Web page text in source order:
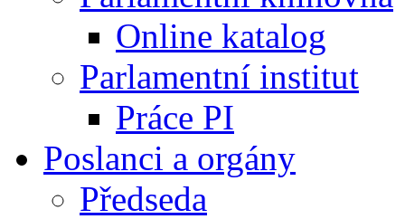
Online katalog
Parlamentní institut
Práce PI
Poslanci a orgány
Předseda